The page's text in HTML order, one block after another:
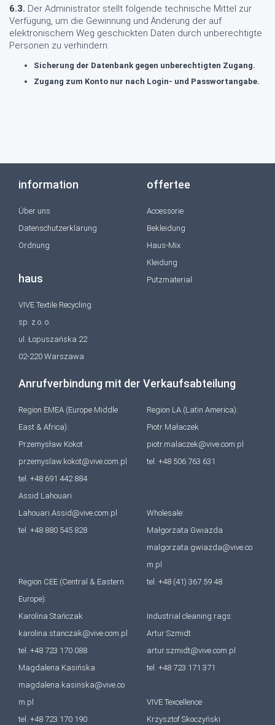
6.3. Der Administrator stellt folgende technische Mittel zur
Verfügung, um die Gewinnung und Änderung der auf
elektronischem Weg geschickten Daten durch unberechtigte
Personen zu verhindern:
Sicherung der Datenbank gegen unberechtigten Zugang.
Zugang zum Konto nur nach Login- und Passwortangabe.
offertee
Accessorie
Bekleidung
Haus-Mix
Kleidung
Putzmaterial
information
Über uns
Datenschutzerklärung
Ordnung
haus
VIVE Textile Recycling
sp. z o. o.
ul. Łopuszańska 22
02-220 Warszawa
Anrufverbindung mit der Verkaufsabteilung
Region EMEA (Europe Middle
East & Africa):
Przemysław Kokot
przemyslaw.kokot@vive.com.pl
tel. +48 691 442 884
Assid Lahouari
Lahouari.Assid@vive.com.pl
tel. +48 880 545 828
Region CEE (Central & Eastern
Europe):
Karolina Stańczak
karolina.stanczak@vive.com.pl
tel. +48 723 170 088
Magdalena Kasińska
magdalena.kasinska@vive.co
m.pl
tel. +48 723 170 190
Region LA (Latin America):
Piotr Małaczek
piotr.malaczek@vive.com.pl
tel. +48 506 763 631
Wholesale:
Małgorzata Gwiazda
malgorzata.gwiazda@vive.co
m.pl
tel. +48 (41) 367 59 48
Industrial cleaning rags:
Artur Szmidt
artur.szmidt@vive.com.pl
tel. +48 723 171 371
VIVE Texcellence
Krzysztof Skoczyński